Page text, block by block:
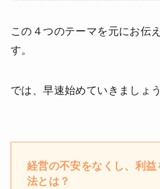
この４つのテーマを元にお伝
す。
では、早速始めていきましょう
経営の不安をなくし、利
法とは？